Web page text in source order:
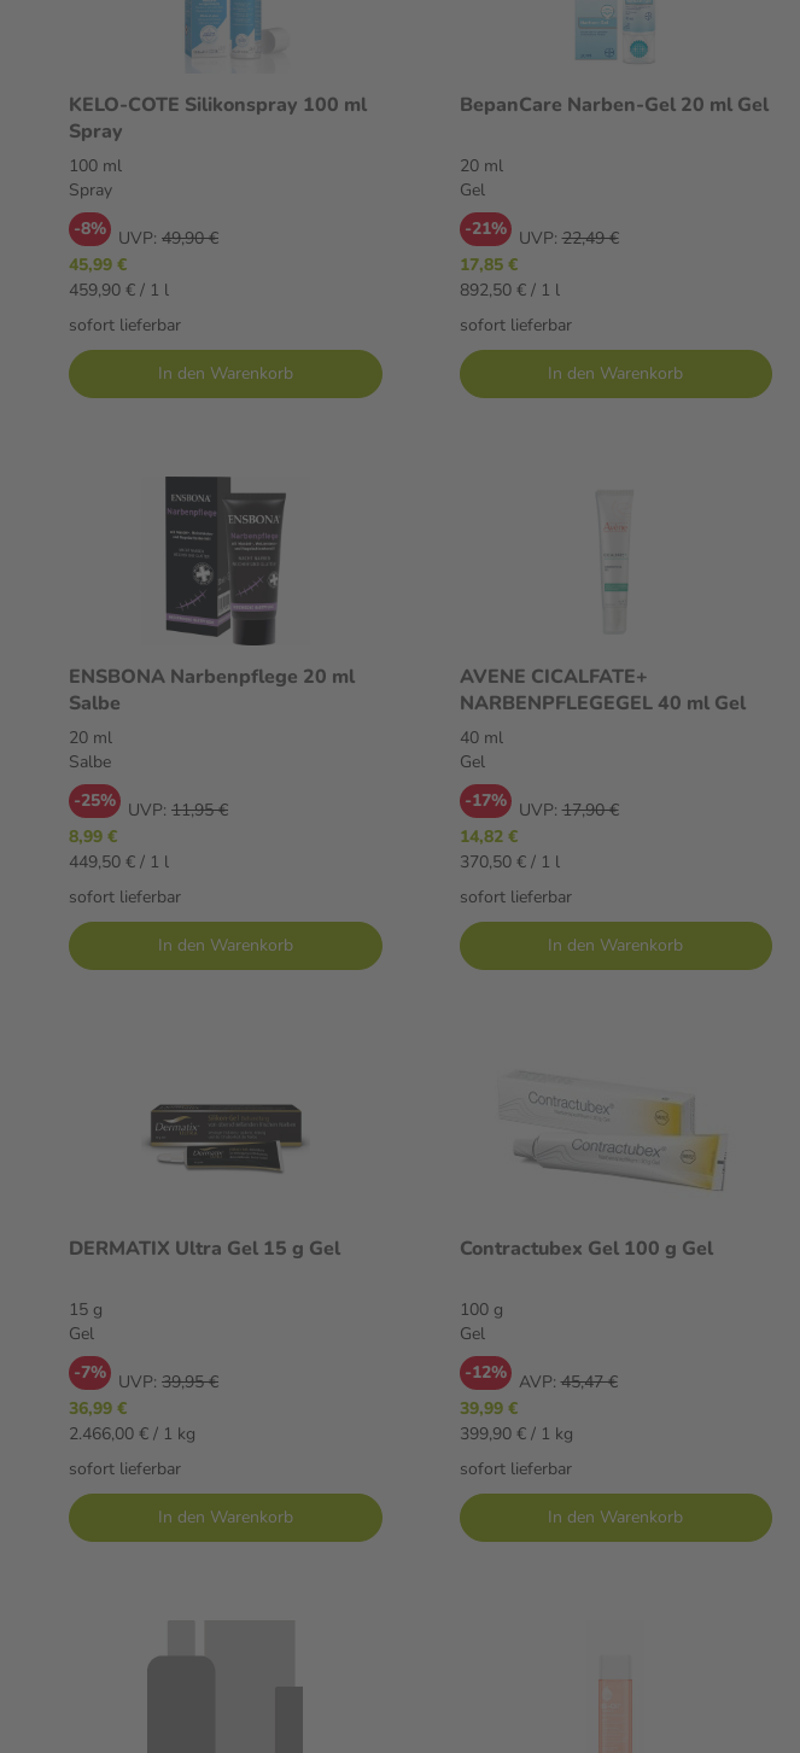
KELO-COTE Silikonspray 100 ml
Spray
100 ml
Spray
-8% UVP: 49,90 €
45,99 €
459,90 € / 1 l
sofort lieferbar
In den Warenkorb
BepanCare Narben-Gel 20 ml Gel
20 ml
Gel
-21%
UVP: 22,49 €
17,85 €
892,50 € / 1 l
sofort lieferbar
In den Warenkorb
ENSBONA Narbenpflege 20 ml
Salbe
20 ml
Salbe
-25% UVP: 11,95 €
8,99 €
449,50 € / 1 l
sofort lieferbar
In den Warenkorb
AVENE CICALFATE+
NARBENPFLEGEGEL 40 ml Gel
40 ml
Gel
-17%
UVP: 17,90 €
14,82 €
370,50 € / 1 l
sofort lieferbar
In den Warenkorb
DERMATIX Ultra Gel 15 g Gel
15 g
Gel
-7% UVP: 39,95 €
36,99 €
2.466,00 € / 1 kg
sofort lieferbar
In den Warenkorb
Contractubex Gel 100 g Gel
100 g
Gel
-12% AVP: 45,47 €
39,99 €
399,90 € / 1 kg
sofort lieferbar
In den Warenkorb